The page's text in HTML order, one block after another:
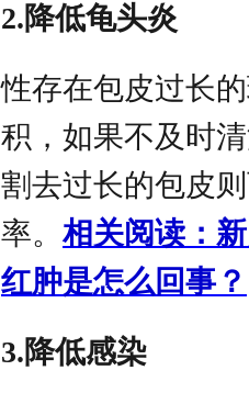
2.降低龟头炎
性存在包皮过长
积，如果不及时
割去过长的包皮
率。 相关阅读：
红肿是怎么回事？
3.降低感染